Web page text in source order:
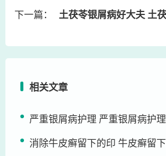
下一篇：
土茯苓银屑病好大夫 土
相关文章
严重银屑病护理 严重银屑病护
消除牛皮癣留下的印 牛皮癣留